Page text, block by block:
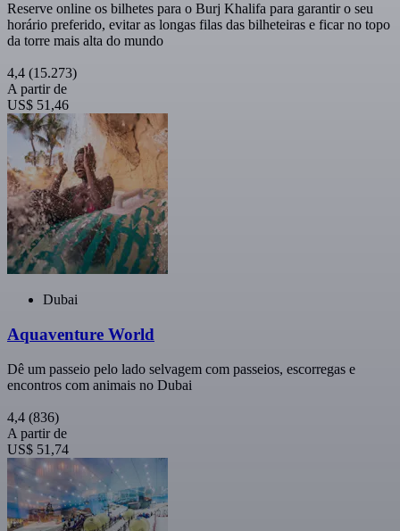
Reserve online os bilhetes para o Burj Khalifa para garantir o seu
horário preferido, evitar as longas filas das bilheteiras e ficar no topo
da torre mais alta do mundo
4,4 (15.273)
A partir de
US$ 51,46
Dubai
Aquaventure World
Dê um passeio pelo lado selvagem com passeios, escorregas e
encontros com animais no Dubai
4,4 (836)
A partir de
US$ 51,74